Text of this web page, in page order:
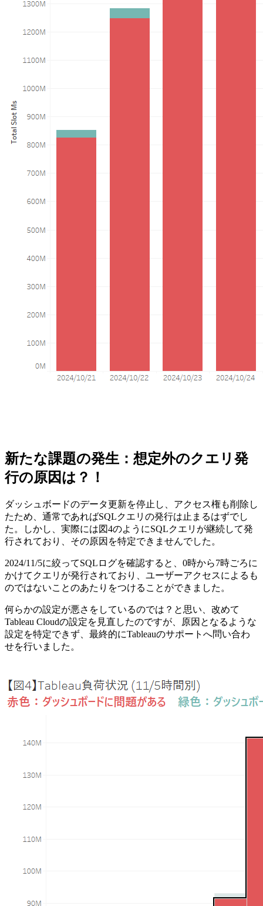
新たな課題の発生：想定外のクエリ発
行の原因は？！
ダッシュボードのデータ更新を停止し、アクセス権も削除し
たため、通常であればSQLクエリの発行は止まるはずでし
た。しかし、実際には図4のようにSQLクエリが継続して発
行されており、その原因を特定できませんでした。
2024/11/5に絞ってSQLログを確認すると、0時から7時ごろに
かけてクエリが発行されており、ユーザーアクセスによるも
のではないことのあたりをつけることができました。
何らかの設定が悪さをしているのでは？と思い、改めて
Tableau Cloudの設定を見直したのですが、原因となるような
設定を特定できず、最終的にTableauのサポートへ問い合わ
せを行いました。